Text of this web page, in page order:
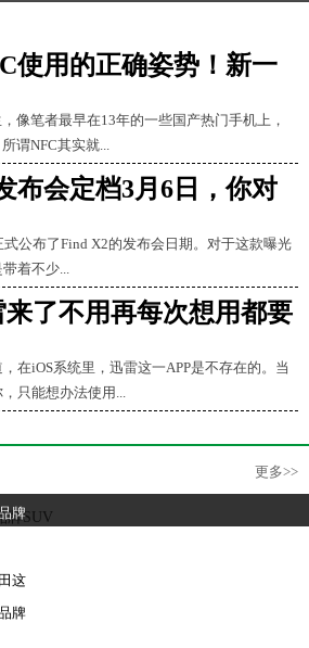
使用的正确姿势！新一
像笔者最早在13年的一些国产热门手机上，
谓NFC其实就...
布会定档3月6日，你对
式公布了Find X2的发布会日期。对于这款曝光
着不少...
了不用再每次想用都要
在iOS系统里，迅雷这一APP是不存在的。当
只能想办法使用...
更多>>
牌
这
牌